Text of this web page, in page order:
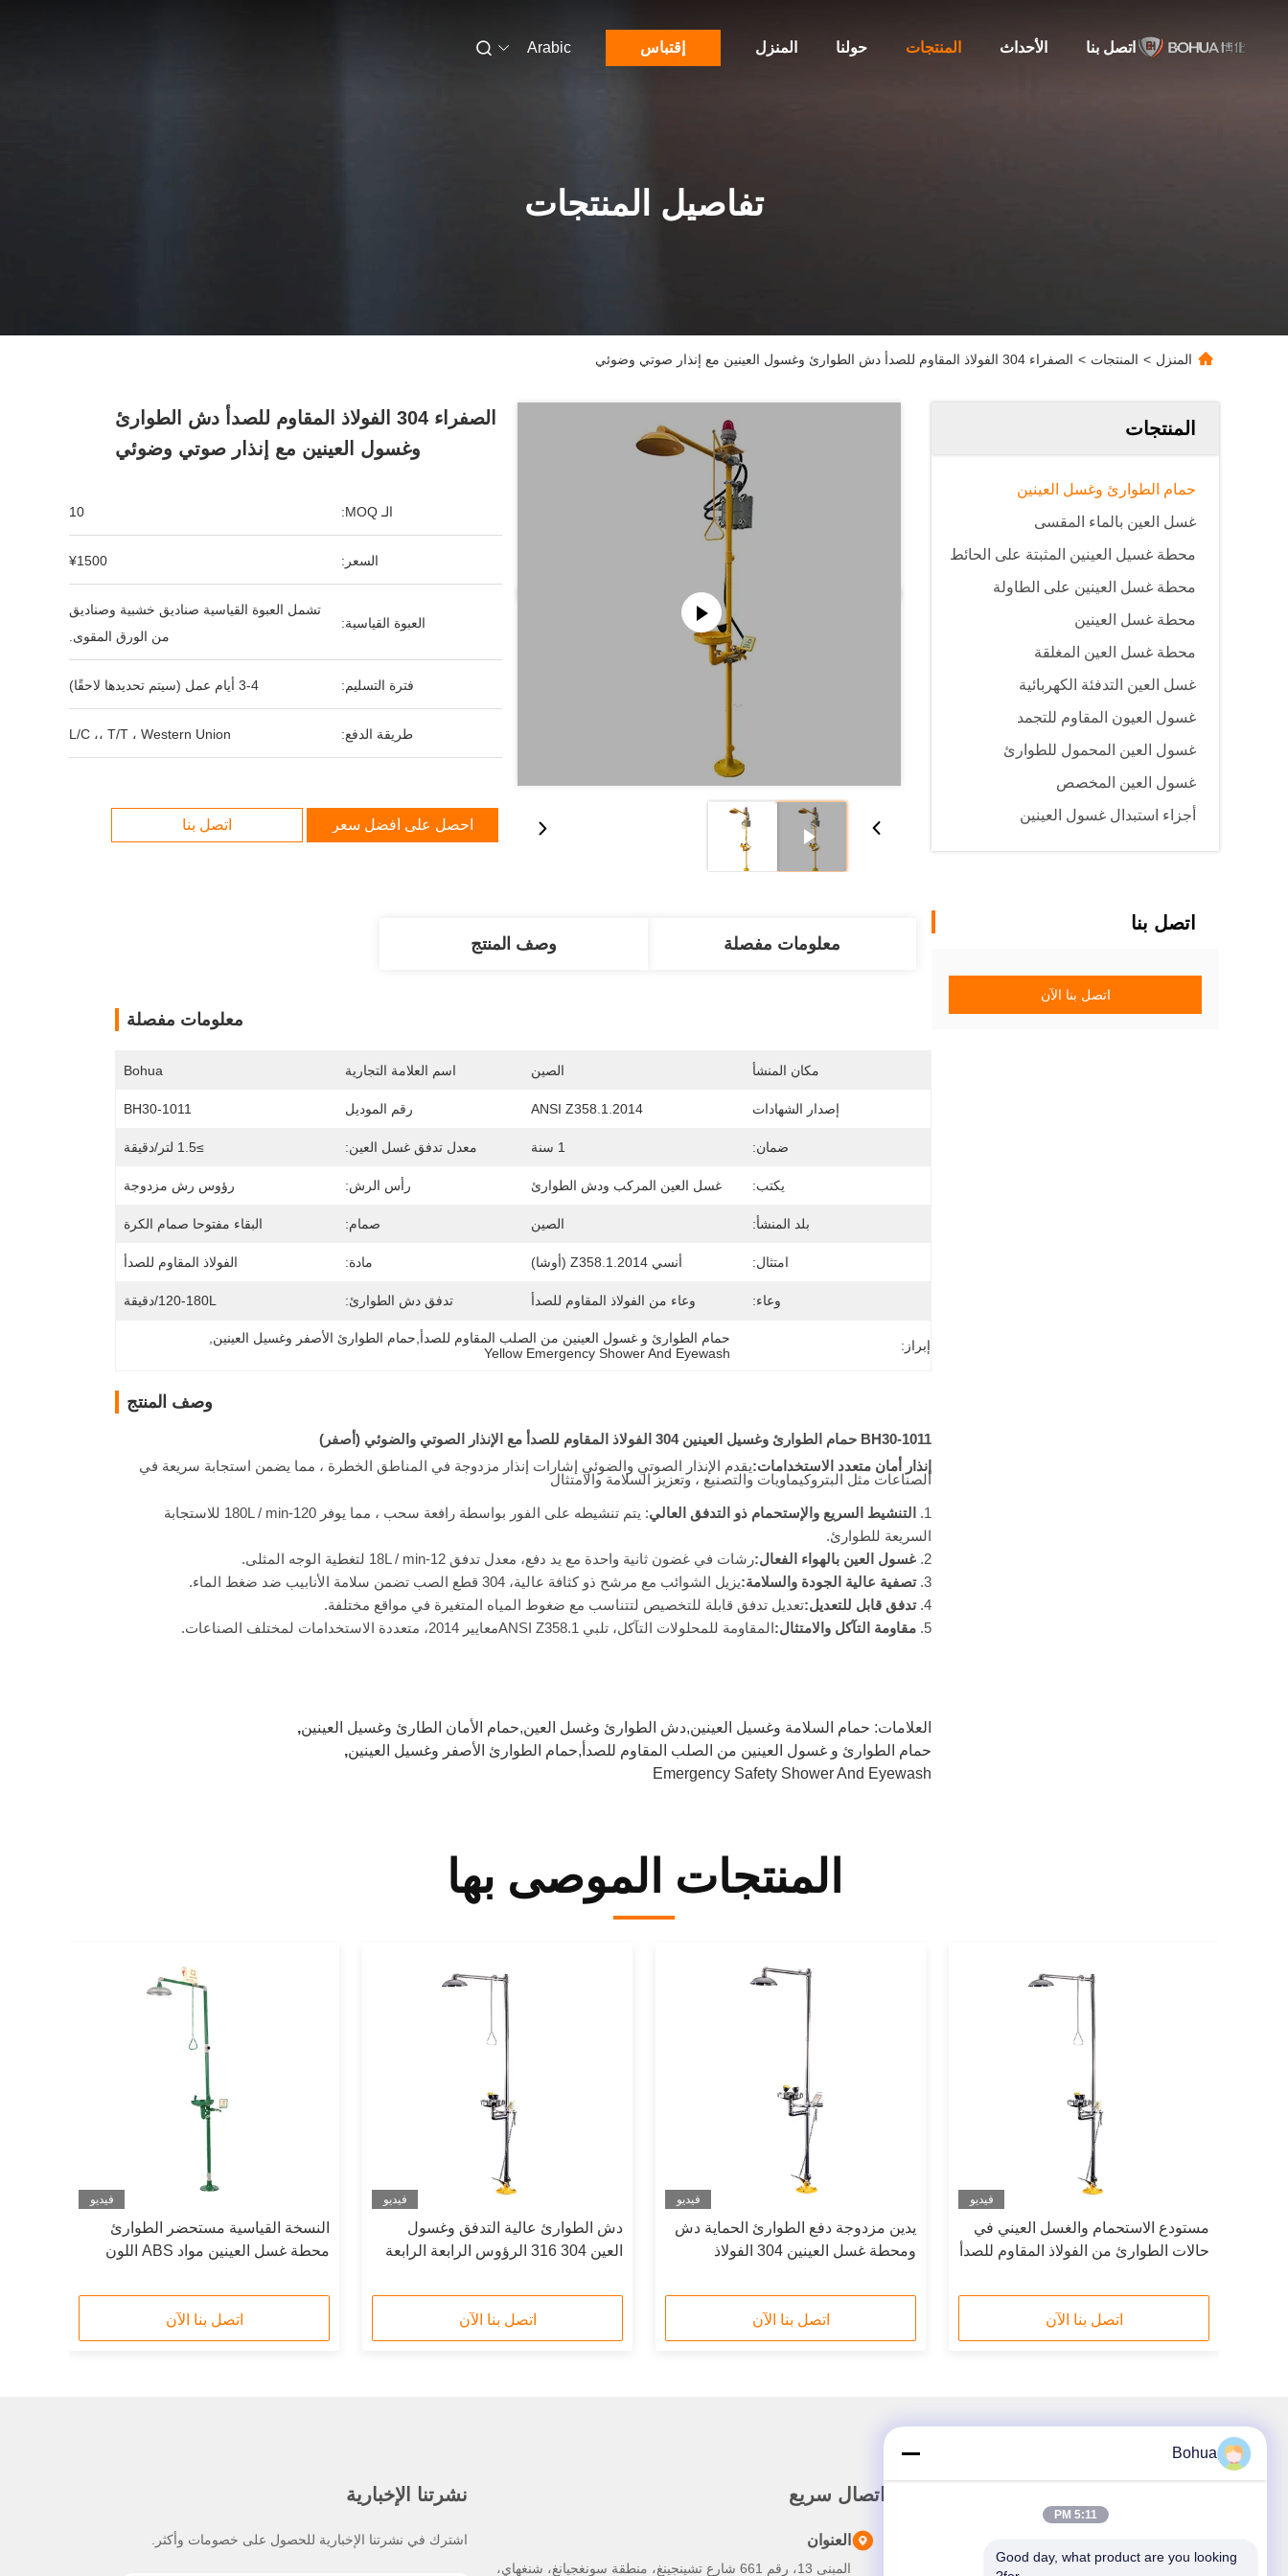
المنزل حولنا المنتجات الأحداث اتصل بنا إقتباس Arabic
تفاصيل المنتجات
المنزل > المنتجات > الصفراء 304 الفولاذ المقاوم للصدأ دش الطوارئ وغسول العينين مع إنذار صوتي وضوئي
المنتجات
حمام الطوارئ وغسل العينين
غسل العين بالماء المقسى
محطة غسيل العينين المثبتة على الحائط
محطة غسل العينين على الطاولة
محطة غسل العينين
محطة غسل العين المغلقة
غسل العين التدفئة الكهربائية
غسول العيون المقاوم للتجمد
غسول العين المحمول للطوارئ
غسول العين المخصص
أجزاء استبدال غسول العينين
اتصل بنا
اتصل بنا الآن
الصفراء 304 الفولاذ المقاوم للصدأ دش الطوارئ
وغسول العينين مع إنذار صوتي وضوئي
الـ MOQ: 10
السعر: ¥1500
العبوة القياسية:
تشمل العبوة القياسية صناديق خشبية وصناديق
من الورق المقوى.
فترة التسليم: 3-4 أيام عمل (سيتم تحديدها لاحقًا)
طريقة الدفع: L/C ،، T/T ، Western Union
احصل على أفضل سعر اتصل بنا
معلومات مفصلة وصف المنتج
معلومات مفصلة
مكان المنشأ الصين اسم العلامة التجارية Bohua
إصدار الشهادات ANSI Z358.1.2014 رقم الموديل BH30-1011
ضمان: 1 سنة معدل تدفق غسل العين: ≥1.5 لتر/دقيقة
يكتب: غسل العين المركب ودش الطوارئ رأس الرش: رؤوس رش مزدوجة
بلد المنشأ: الصين صمام: البقاء مفتوحا صمام الكرة
امتثال: أنسي Z358.1.2014 (أوشا) مادة: الفولاذ المقاوم للصدأ
وعاء: وعاء من الفولاذ المقاوم للصدأ تدفق دش الطوارئ: 120-180L/دقيقة
إبراز: حمام الطوارئ و غسول العينين من الصلب المقاوم للصدأ,حمام الطوارئ الأصفر وغسيل العينين
Yellow Emergency Shower And Eyewash
وصف المنتج
BH30-1011 حمام الطوارئ وغسيل العينين 304 الفولاذ المقاوم للصدأ مع الإنذار الصوتي والضوئي (أصفر)
إنذار أمان متعدد الاستخدامات:يقدم الإنذار الصوتي والضوئي إشارات إنذار مزدوجة في المناطق الخطرة ، مما يضمن استجابة سريعة في
الصناعات مثل البتروكيماويات والتصنيع ، وتعزيز السلامة والامتثال
التنشيط السريع والإستحمام ذو التدفق العالي
: يتم تنشيطه على الفور بواسطة رافعة سحب ، مما يوفر 120-180L / min للاستجابة
السريعة للطوارئ.
غسول العين بالهواء الفعال:رشات في غضون ثانية واحدة مع يد دفع، معدل تدفق 12-18L / min لتغطية الوجه المثلى.
تصفية عالية الجودة والسلامة:يزيل الشوائب مع مرشح ذو كثافة عالية، 304 قطع الصب تضمن سلامة الأنابيب ضد ضغط الماء.
تدفق قابل للتعديل:تعديل تدفق قابلة للتخصيص لتتناسب مع ضغوط المياه المتغيرة في مواقع مختلفة.
مقاومة التآكل والامتثال: المقاومة للمحلولات التآكل، تلبي ANSI Z358.1معايير 2014، متعددة الاستخدامات لمختلف الصناعات.
العلامات: حمام السلامة وغسيل العينين,دش الطوارئ وغسل العين,حمام الأمان الطارئ وغسيل العينين,
حمام الطوارئ و غسول العينين من الصلب المقاوم للصدأ,حمام الطوارئ الأصفر وغسيل العينين,
Emergency Safety Shower And Eyewash
المنتجات الموصى بها
فيديو
مستودع الاستحمام والغسل العيني في
حالات الطوارئ من الفولاذ المقاوم للصدأ
الفولاذ المقاوم للصدأ
اتصل بنا الآن
فيديو
يدين مزدوجة دفع الطوارئ الحماية دش
ومحطة غسل العينين 304 الفولاذ
اتصل بنا الآن
فيديو
دش الطوارئ عالية التدفق وغسول
العين 304 316 الرؤوس الرابعة الرابعة
اتصل بنا الآن
فيديو
النسخة القياسية مستحضر الطوارئ
محطة غسل العينين مواد ABS اللون
اتصل بنا الآن
اتصال سريع
العنوان
المبنى 13، رقم 661 شارع تشينجينغ، منطقة سونغجيانغ، شنغهاي،
نشرتنا الإخبارية
اشترك في نشرتنا الإخبارية للحصول على خصومات وأكثر.
Bohua
5:11 PM
Good day, what product are you looking